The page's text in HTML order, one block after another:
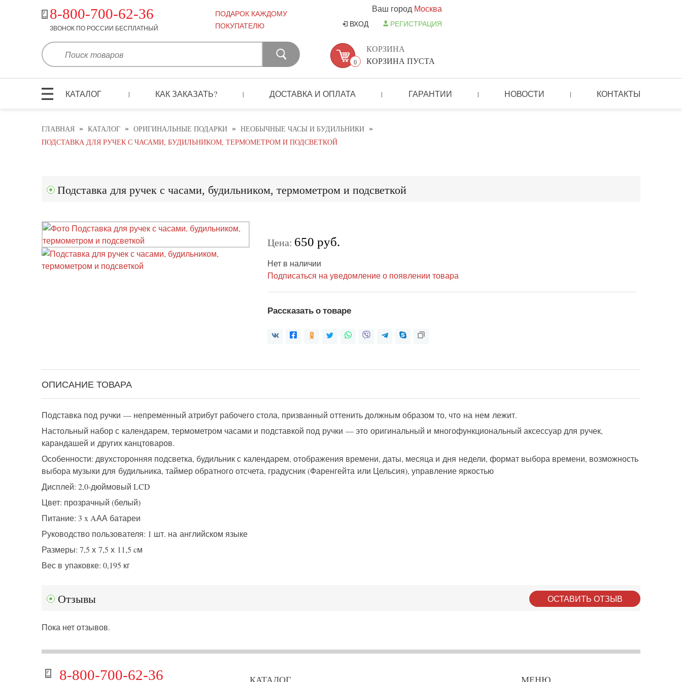
8-800-700-62-36
ЗВОНОК ПО РОССИИ БЕСПЛАТНЫЙ
ПОДАРОК КАЖДОМУ
ПОКУПАТЕЛЮ
Ваш город Москва
ВХОД РЕГИСТРАЦИЯ
0
КОРЗИНА
КОРЗИНА ПУСТА
КАТАЛОГ | КАК ЗАКАЗАТЬ? | ДОСТАВКА И ОПЛАТА | ГАРАНТИИ | НОВОСТИ | КОНТАКТЫ
ГЛАВНАЯ » КАТАЛОГ » ОРИГИНАЛЬНЫЕ ПОДАРКИ » НЕОБЫЧНЫЕ ЧАСЫ И БУДИЛЬНИКИ »
ПОДСТАВКА ДЛЯ РУЧЕК С ЧАСАМИ, БУДИЛЬНИКОМ, ТЕРМОМЕТРОМ И ПОДСВЕТКОЙ
Подставка для ручек с часами, будильником, термометром и подсветкой
Цена: 650 руб.
Нет в наличии
Подписаться на уведомление о появлении товара
Рассказать о товаре
ОПИСАНИЕ ТОВАРА
Подставка под ручки — непременный атрибут рабочего стола, призванный оттенить должным образом то, что на нем лежит.
Настольный набор с календарем, термометром часами и подставкой под ручки — это оригинальный и многофункциональный аксессуар для ручек,
карандашей и других канцтоваров.
Особенности: двухсторонняя подсветка, будильник с календарем, отображения времени, даты, месяца и дня недели, формат выбора времени, возможность
выбора музыки для будильника, таймер обратного отсчета, градусник (Фаренгейта или Цельсия), управление яркостью
Дисплей: 2,0-дюймовый LCD
Цвет: прозрачный (белый)
Питание: 3 x AАА батареи
Руководство пользователя: 1 шт. на английском языке
Размеры: 7,5 х 7,5 х 11,5 cм
Вес в упаковке: 0,195 кг
Отзывы ОСТАВИТЬ ОТЗЫВ
Пока нет отзывов.
8-800-700-62-36